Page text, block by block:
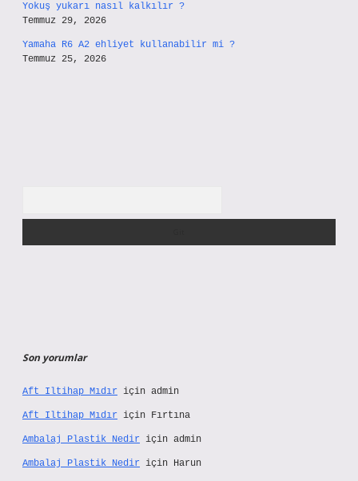
Yokuş yukarı nasıl kalkılır ?
Temmuz 29, 2026
Yamaha R6 A2 ehliyet kullanabilir mi ?
Temmuz 25, 2026
Son yorumlar
Aft Iltihap Mıdır için admin
Aft Iltihap Mıdır için Fırtına
Ambalaj Plastik Nedir için admin
Ambalaj Plastik Nedir için Harun